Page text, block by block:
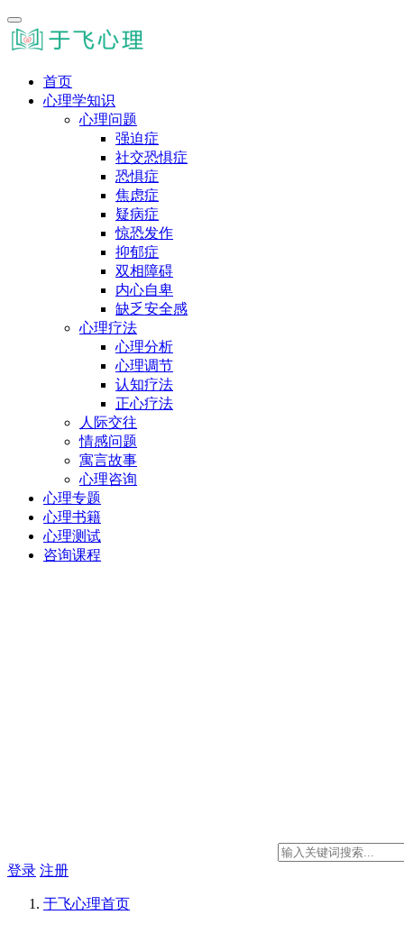
首页
心理学知识
心理问题
强迫症
社交恐惧症
恐惧症
焦虑症
疑病症
惊恐发作
抑郁症
双相障碍
内心自卑
缺乏安全感
心理疗法
心理分析
心理调节
认知疗法
正心疗法
人际交往
情感问题
寓言故事
心理咨询
心理专题
心理书籍
心理测试
咨询课程
登录 注册
于飞心理首页